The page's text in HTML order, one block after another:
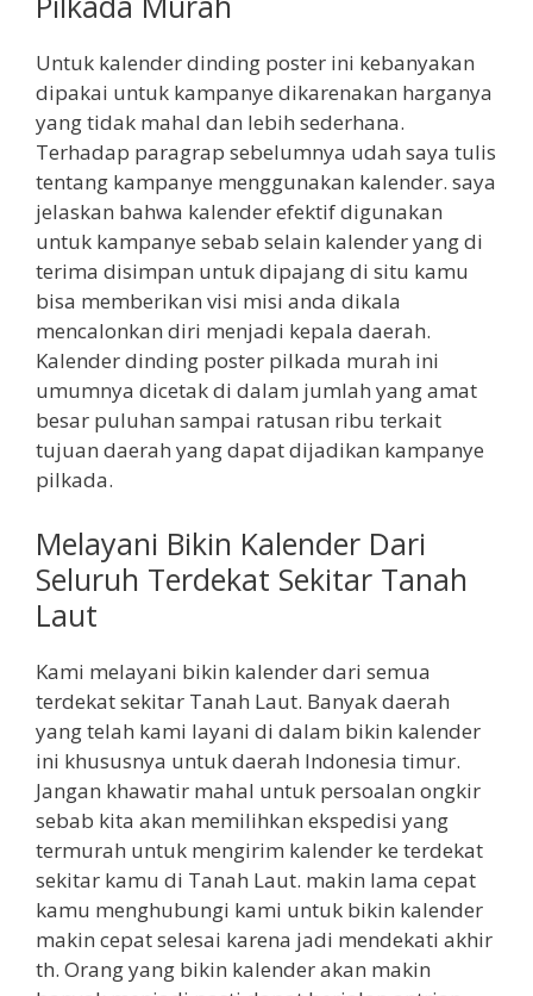
Untuk kalender dinding poster ini kebanyakan
dipakai untuk kampanye dikarenakan harganya
yang tidak mahal dan lebih sederhana.
Terhadap paragrap sebelumnya udah saya tulis
tentang kampanye menggunakan kalender. saya
jelaskan bahwa kalender efektif digunakan
untuk kampanye sebab selain kalender yang di
terima disimpan untuk dipajang di situ kamu
bisa memberikan visi misi anda dikala
mencalonkan diri menjadi kepala daerah.
Kalender dinding poster pilkada murah ini
umumnya dicetak di dalam jumlah yang amat
besar puluhan sampai ratusan ribu terkait
tujuan daerah yang dapat dijadikan kampanye
pilkada.
Melayani Bikin Kalender Dari
Seluruh Terdekat Sekitar Tanah
Laut
Kami melayani bikin kalender dari semua
terdekat sekitar Tanah Laut. Banyak daerah
yang telah kami layani di dalam bikin kalender
ini khususnya untuk daerah Indonesia timur.
Jangan khawatir mahal untuk persoalan ongkir
sebab kita akan memilihkan ekspedisi yang
termurah untuk mengirim kalender ke terdekat
sekitar kamu di Tanah Laut. makin lama cepat
kamu menghubungi kami untuk bikin kalender
makin cepat selesai karena jadi mendekati akhir
th. Orang yang bikin kalender akan makin